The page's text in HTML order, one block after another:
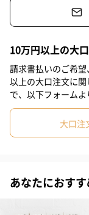
だけます。朝の目
イギリス流でおすす
Ever-So-
セイロンとアッサ
杯。その名の通り
る味わいです。
Ever-So-
#義父
#同僚女性 #上司男
#父親 #妻 #夫
#60代 #70代
10万円以上の大
請求書払いのご希
以上の大口注文に
で、以下フォームよ
大口注
あなたにおす